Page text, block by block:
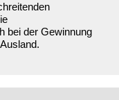
bei der Gewinnung